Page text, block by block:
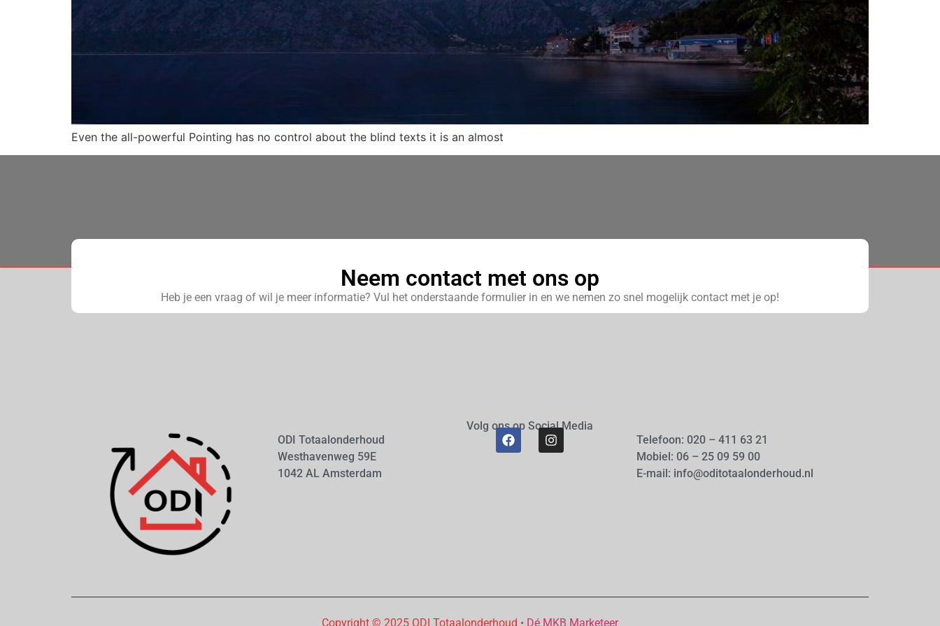
Even the all-powerful Pointing has no control about the blind texts it is an almost
Neem contact met ons op
Heb je een vraag of wil je meer informatie? Vul het onderstaande formulier in en we nemen zo snel mogelijk contact met je op!
ODI Totaalonderhoud
Westhavenweg 59E
1042 AL Amsterdam
Volg ons op Social Media
Telefoon: 020 – 411 63 21
Mobiel: 06 – 25 09 59 00
E-mail: info@oditotaalonderhoud.nl
Copyright © 2025 ODI Totaalonderhoud • Dé MKB Marketeer